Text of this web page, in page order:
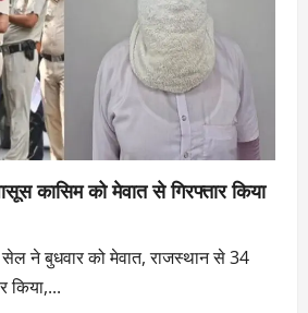
कासिम को मेवात से गिरफ्तार किया
ने बुधवार को मेवात, राजस्थान से 34
किया,...